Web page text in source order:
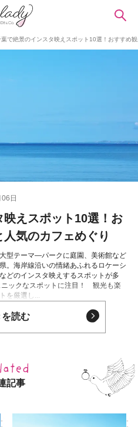
葉で絶景のインスタ映えスポット10選！おすすめ
日
えスポット10選！お
気のカフェめぐり
型テーマ―パークに庭園、美術館など
。海岸線沿いの情緒あふれるロケーシ
どのインスタ映えするスポットが多
ックなスポットに注目！ 観光も楽
を厳選し...
読む
記事